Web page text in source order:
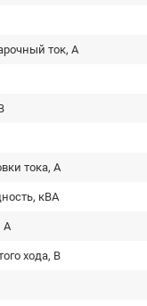
ток, А
тока, А
кВА
А
хода, В